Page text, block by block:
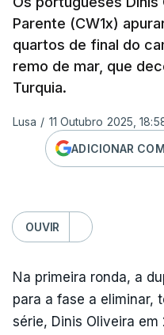
Parente (CW1x)
quartos de final do
remo de mar, que
Turquia.
Lusa / 11 Outubro 2025,
ADICIONAR
OUVIR
Na primeira ronda, a
para a fase a eliminar,
série, Dinis Oliveira